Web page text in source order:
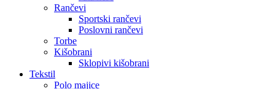
Rančevi
Sportski rančevi
Poslovni rančevi
Torbe
Kišobrani
Sklopivi kišobrani
Tekstil
Polo majice